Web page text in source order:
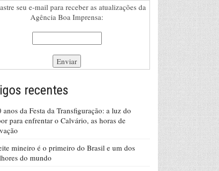
seu e-mail para receber as atualizações da
Agência Boa Imprensa:
recentes
anos da Festa da Transfiguração: a luz do
para enfrentar o Calvário, as horas de
mineiro é o primeiro do Brasil e um dos
do mundo